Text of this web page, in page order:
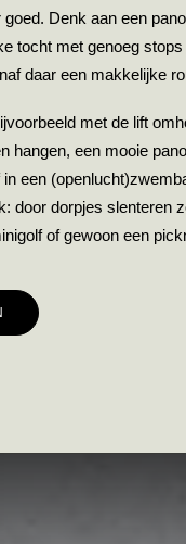
Denk aan een
tocht met genoeg
daar een makkelijke
met de lift
hangen, een mooie
een
door dorpjes slenteren
of gewoon een